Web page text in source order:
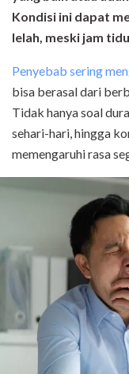
Kondisi ini dapat
lelah, meski jam
Penyebab sering
bisa berasal dari
Tidak hanya soal
sehari-hari, hingga
memengaruhi rasa